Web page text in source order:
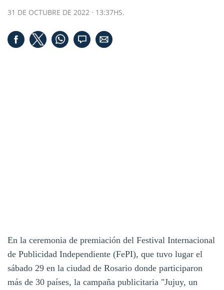
31 DE OCTUBRE DE 2022 · 13:37HS.
En la ceremonia de premiación del Festival Internacional
de Publicidad Independiente (FePI), que tuvo lugar el
sábado 29 en la ciudad de Rosario donde participaron
más de 30 países, la campaña publicitaria "Jujuy, un